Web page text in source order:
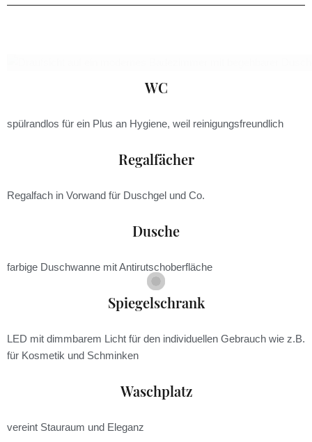
WC
spülrandlos für ein Plus an Hygiene, weil reinigungsfreundlich
Regalfächer
Regalfach in Vorwand für Duschgel und Co.
Dusche
farbige Duschwanne mit Antirutschoberfläche
Spiegelschrank
LED mit dimmbarem Licht für den individuellen Gebrauch wie z.B.
für Kosmetik und Schminken
Waschplatz
vereint Stauraum und Eleganz